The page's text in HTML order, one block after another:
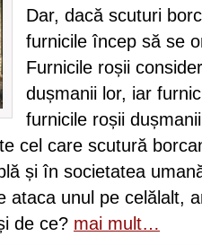
Dar, dacă scuturi
furnicile încep să se
Furnicile roșii
dușmanii lor, iar
furnicile roșii
cel care scutură
și în societatea
ataca unul pe celălalt,
de ce? mai mult…